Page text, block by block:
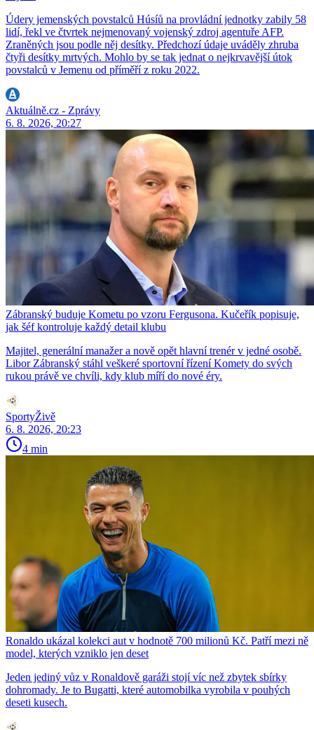
Údery jemenských povstalců Húsíů na provládní jednotky zabily 58
lidí, řekl ve čtvrtek nejmenovaný vojenský zdroj agentuře AFP.
Zraněných jsou podle něj desítky. Předchozí údaje uváděly zhruba
čtyři desítky mrtvých. Mohlo by se tak jednat o nejkrvavější útok
povstalců v Jemenu od příměří z roku 2022.
Aktuálně.cz - Zprávy
6. 8. 2026, 20:27
Zábranský buduje Kometu po vzoru Fergusona. Kučeřík popisuje,
jak šéf kontroluje každý detail klubu
Majitel, generální manažer a nově opět hlavní trenér v jedné osobě.
Libor Zábranský stáhl veškeré sportovní řízení Komety do svých
rukou právě ve chvíli, kdy klub míří do nové éry.
SportyŽivě
6. 8. 2026, 20:23
4 min
Ronaldo ukázal kolekci aut v hodnotě 700 milionů Kč. Patří mezi ně
model, kterých vzniklo jen deset
Jeden jediný vůz v Ronaldově garáži stojí víc než zbytek sbírky
dohromady. Je to Bugatti, které automobilka vyrobila v pouhých
deseti kusech.